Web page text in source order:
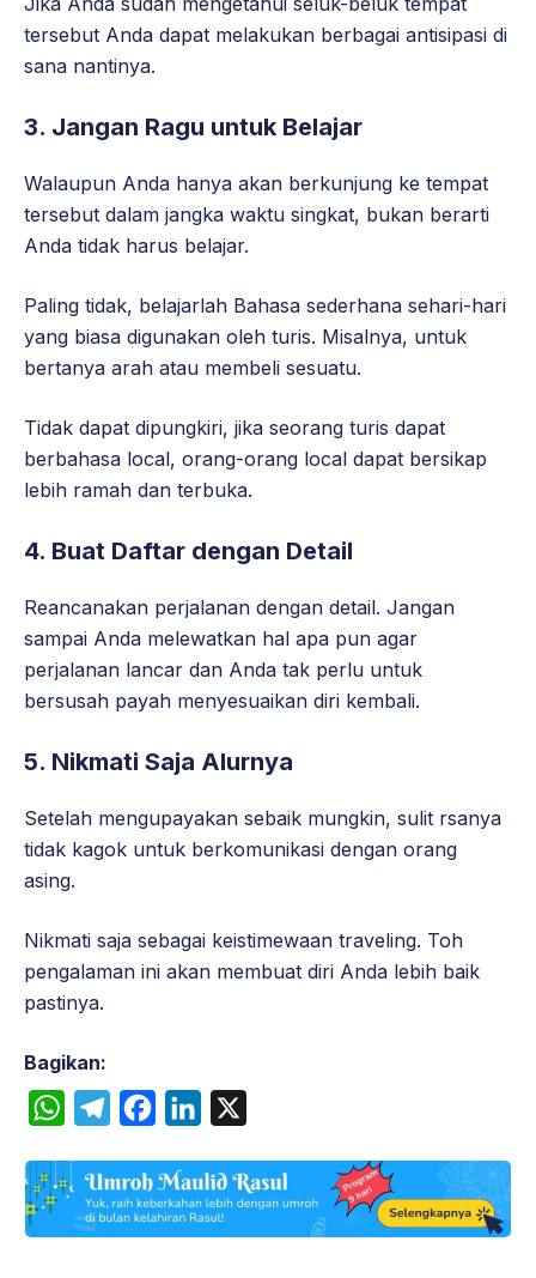
tersebut Anda dapat melakukan berbagai antisipasi di
sana nantinya.
3. Jangan Ragu untuk Belajar
Walaupun Anda hanya akan berkunjung ke tempat
tersebut dalam jangka waktu singkat, bukan berarti
Anda tidak harus belajar.
Paling tidak, belajarlah Bahasa sederhana sehari-hari
yang biasa digunakan oleh turis. Misalnya, untuk
bertanya arah atau membeli sesuatu.
Tidak dapat dipungkiri, jika seorang turis dapat
berbahasa local, orang-orang local dapat bersikap
lebih ramah dan terbuka.
4. Buat Daftar dengan Detail
Reancanakan perjalanan dengan detail. Jangan
sampai Anda melewatkan hal apa pun agar
perjalanan lancar dan Anda tak perlu untuk
bersusah payah menyesuaikan diri kembali.
5. Nikmati Saja Alurnya
Setelah mengupayakan sebaik mungkin, sulit rsanya
tidak kagok untuk berkomunikasi dengan orang
asing.
Nikmati saja sebagai keistimewaan traveling. Toh
pengalaman ini akan membuat diri Anda lebih baik
pastinya.
Bagikan:
W
a
l
e
c
e
n
k